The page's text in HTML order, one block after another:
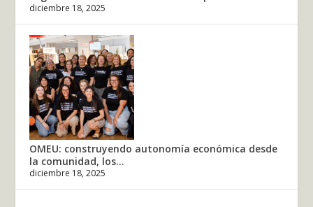
diciembre 18, 2025
OMEU: construyendo autonomía económica desde
la comunidad, los...
diciembre 18, 2025